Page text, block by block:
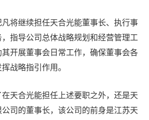
将继续担任天合光能董事长、执行事
指导公司总体战略规划和经营管理工
开展董事会日常工作，确保董事会各
战略指引作用。
天合光能担任上述要职之外，还是天
司的董事长，该公司的前身是江苏天